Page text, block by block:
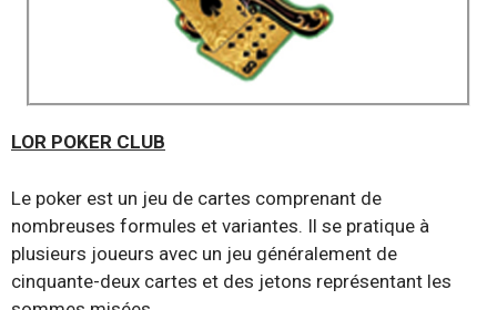
LOR POKER CLUB
Le poker est un jeu de cartes comprenant de
nombreuses formules et variantes. Il se pratique à
plusieurs joueurs avec un jeu généralement de
cinquante-deux cartes et des jetons représentant les